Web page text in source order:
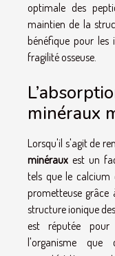
optimale des
maintien de la
bénéfique pour les
fragilité osseuse.
minéraux
Lorsqu'il s'agit de
minéraux est un
tels que le
prometteuse grâce
structure ionique
est réputée pour
l'organisme que